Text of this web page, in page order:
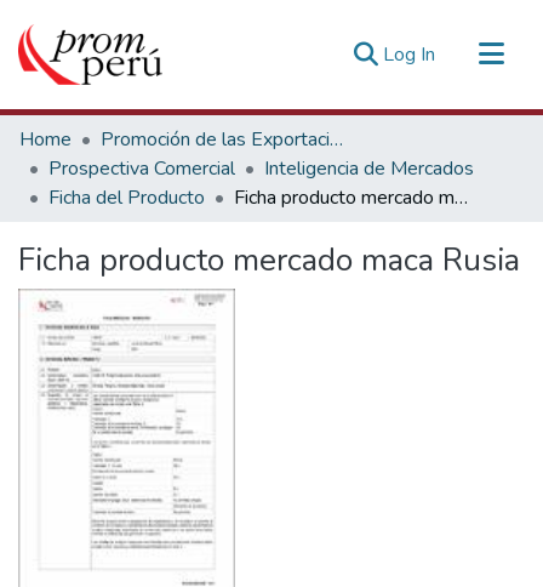
Log In (current)
Communities & Collections
All of DSpace
Statistics
Home
Promoción de las Exportaciones
Prospectiva Comercial
Inteligencia de Mercados
Ficha del Producto
Ficha producto mercado maca Rusia
Ficha producto mercado maca Rusia